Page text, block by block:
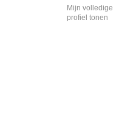
Mijn volledige
profiel tonen